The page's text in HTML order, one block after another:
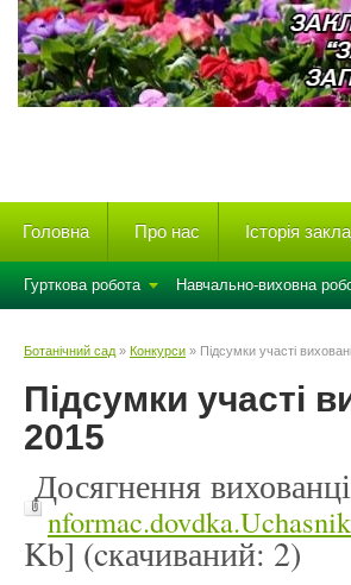
Головна Про нас Історія
Гурткова робота Навчально-виховна
Ботанічний сад » Конкурси » Підсумки участі
Підсумки участі
2015
Досягнення
Kb] (cкачиваний: 2)